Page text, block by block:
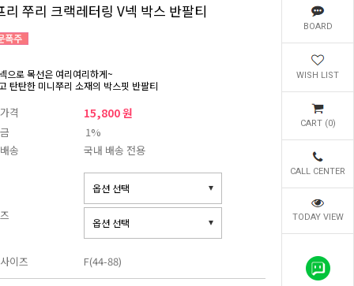
BOARD
WISH LIST
CART (0)
CALL CENTER
TODAY VIEW
리 쭈리 크랙레터링 V넥 박스 반팔티
으로 목선은 여리여리하게~
탄탄한 미니쭈리 소재의 박스핏 반팔티
격 15,800 원
1%
송
국내 배송 전용
이즈 F(44-88)